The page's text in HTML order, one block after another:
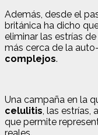
Además, desde el
británica ha dicho
eliminar las estrías
más cerca de la
complejos.
Una campaña en la
celulitis, las estrías,
que permite